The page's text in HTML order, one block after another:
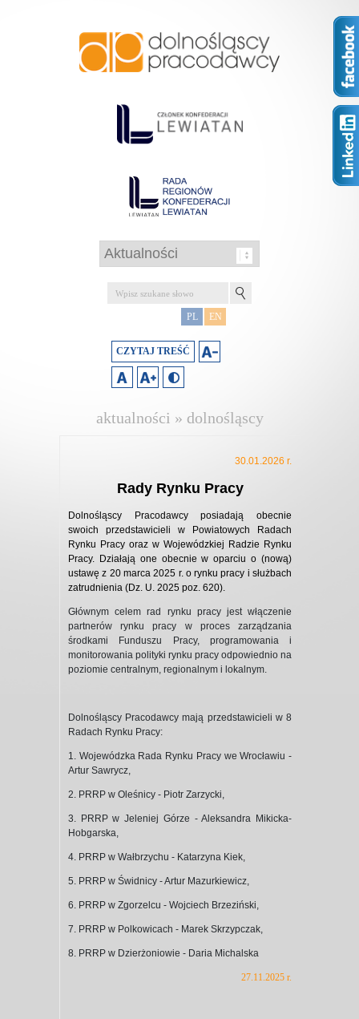
PL EN
CZYTAJ TREŚĆ
aktualności » dolnośląscy
30.01.2026 r.
Rady Rynku Pracy
Dolnośląscy Pracodawcy posiadają obecnie
swoich przedstawicieli w Powiatowych Radach
Rynku Pracy oraz w Wojewódzkiej Radzie Rynku
Pracy. Działają one obecnie w oparciu o (nową)
ustawę z 20 marca 2025 r. o rynku pracy i służbach
zatrudnienia (Dz. U. 2025 poz. 620).
Głównym celem rad rynku pracy jest włączenie
partnerów rynku pracy w proces zarządzania
środkami Funduszu Pracy, programowania i
monitorowania polityki rynku pracy odpowiednio na
poziomie centralnym, regionalnym i lokalnym.
Dolnośląscy Pracodawcy mają przedstawicieli w 8
Radach Rynku Pracy:
1. Wojewódzka Rada Rynku Pracy we Wrocławiu -
Artur Sawrycz,
2. PRRP w Oleśnicy - Piotr Zarzycki,
3. PRRP w Jeleniej Górze - Aleksandra Mikicka-
Hobgarska,
4. PRRP w Wałbrzychu - Katarzyna Kiek,
5. PRRP w Świdnicy - Artur Mazurkiewicz,
6. PRRP w Zgorzelcu - Wojciech Brzeziński,
7. PRRP w Polkowicach - Marek Skrzypczak,
8. PRRP w Dzierżoniowie - Daria Michalska
27.11.2025 r.